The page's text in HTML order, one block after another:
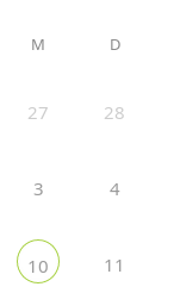
M D
27 28
3 4
10 11